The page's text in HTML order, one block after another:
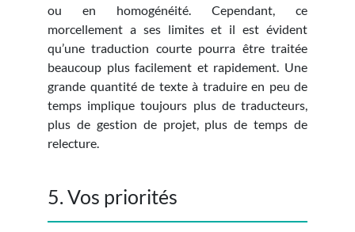
ou en homogénéité. Cependant, ce
morcellement a ses limites et il est évident
qu’une traduction courte pourra être traitée
beaucoup plus facilement et rapidement. Une
grande quantité de texte à traduire en peu de
temps implique toujours plus de traducteurs,
plus de gestion de projet, plus de temps de
relecture.
5. Vos priorités